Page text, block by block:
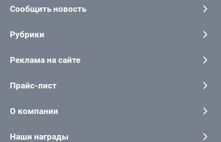
Сообщить новость
Рубрики
Реклама на сайте
Прайс-лист
О компании
Наши награды